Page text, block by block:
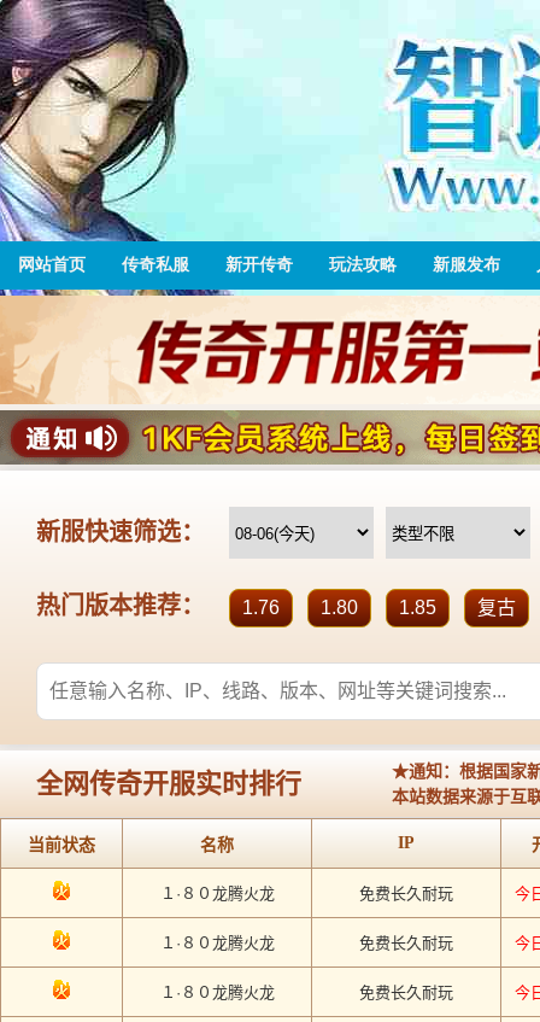
网站首页 传奇私服 新开传奇 玩法攻略 新服发布